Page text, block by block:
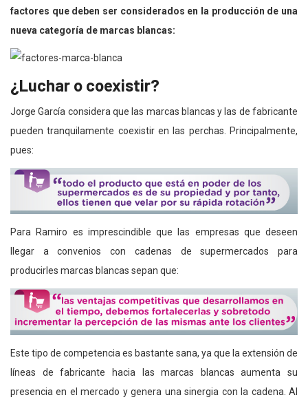
factores que deben ser considerados en la producción de una
nueva categoría de marcas blancas:
¿Luchar o coexistir?
Jorge García considera que las marcas blancas y las de fabricante
pueden tranquilamente coexistir en las perchas. Principalmente,
pues:
Para Ramiro es imprescindible que las empresas que deseen
llegar a convenios con cadenas de supermercados para
producirles marcas blancas sepan que:
Este tipo de competencia es bastante sana, ya que la extensión de
líneas de fabricante hacia las marcas blancas aumenta su
presencia en el mercado y genera una sinergia con la cadena. Al